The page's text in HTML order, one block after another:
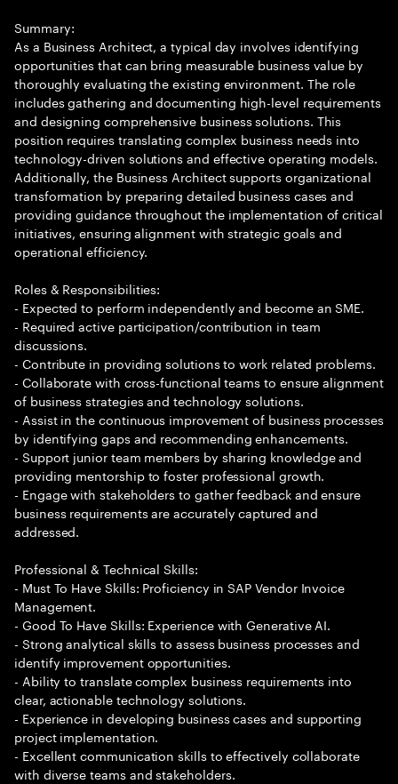
Summary:
As a Business Architect, a typical day involves identifying
opportunities that can bring measurable business value by
thoroughly evaluating the existing environment. The role
includes gathering and documenting high-level requirements
and designing comprehensive business solutions. This
position requires translating complex business needs into
technology-driven solutions and effective operating models.
Additionally, the Business Architect supports organizational
transformation by preparing detailed business cases and
providing guidance throughout the implementation of critical
initiatives, ensuring alignment with strategic goals and
operational efficiency.
Roles & Responsibilities:
- Expected to perform independently and become an SME.
- Required active participation/contribution in team
discussions.
- Contribute in providing solutions to work related problems.
- Collaborate with cross-functional teams to ensure alignment
of business strategies and technology solutions.
- Assist in the continuous improvement of business processes
by identifying gaps and recommending enhancements.
- Support junior team members by sharing knowledge and
providing mentorship to foster professional growth.
- Engage with stakeholders to gather feedback and ensure
business requirements are accurately captured and
addressed.
Professional & Technical Skills:
- Must To Have Skills: Proficiency in SAP Vendor Invoice
Management.
- Good To Have Skills: Experience with Generative AI.
- Strong analytical skills to assess business processes and
identify improvement opportunities.
- Ability to translate complex business requirements into
clear, actionable technology solutions.
- Experience in developing business cases and supporting
project implementation.
- Excellent communication skills to effectively collaborate
with diverse teams and stakeholders.